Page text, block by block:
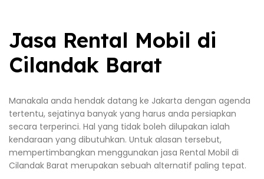
Jasa Rental Mobil di
Cilandak Barat
Manakala anda hendak datang ke Jakarta dengan agenda
tertentu, sejatinya banyak yang harus anda persiapkan
secara terperinci. Hal yang tidak boleh dilupakan ialah
kendaraan yang dibutuhkan. Untuk alasan tersebut,
mempertimbangkan menggunakan jasa Rental Mobil di
Cilandak Barat merupakan sebuah alternatif paling tepat.